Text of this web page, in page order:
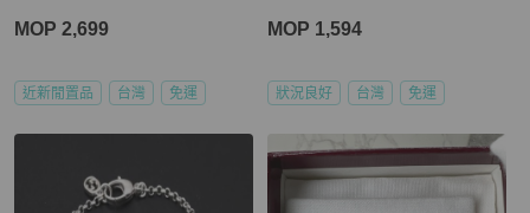
MOP 2,699
近新閒置品 台灣 免運
MOP 1,594
狀況良好 台灣 免運